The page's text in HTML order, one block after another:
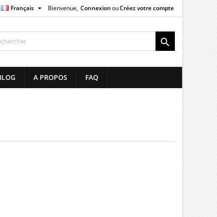
Bienvenue, ConnexionouCréez votre compte
Français 

A PROPOS FAQ
×
list
×
×
×